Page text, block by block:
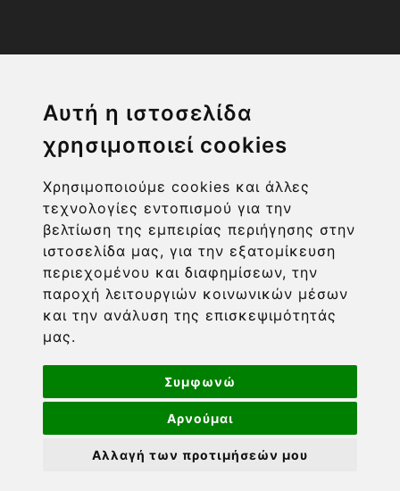
Αυτή η ιστοσελίδα
χρησιμοποιεί cookies
Χρησιμοποιούμε cookies και άλλες
τεχνολογίες εντοπισμού για την
βελτίωση της εμπειρίας περιήγησης στην
ιστοσελίδα μας, για την εξατομίκευση
περιεχομένου και διαφημίσεων, την
παροχή λειτουργιών κοινωνικών μέσων
και την ανάλυση της επισκεψιμότητάς
μας.
Συμφωνώ
Αρνούμαι
Αλλαγή των προτιμήσεών μου
ΧΡΗΣΙΜΑ LINKS
ΠΛΗΡΟΦΟΡΙΕΣ ΧΡΗΣΤΗ
Powered by nopCommerce- Developed by
Πνευματική ιδιοκτησία © 2026 Barcom. Διατηρούνται όλα
τα πνευματικά δικαιώματα. Οι τιμές περιλαμβάνουν ΦΠΑ.